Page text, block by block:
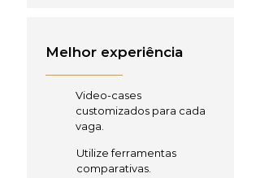
Melhor experiência
Video-cases
customizados para cada
vaga.
Utilize ferramentas
comparativas.